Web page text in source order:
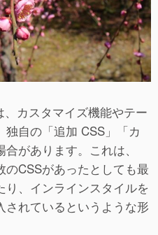
カスタマイズ機能やテー
自の「追加 CSS」「カ
があります。これは、
のCSSがあったとしても最
、インラインスタイルを
れているというような形